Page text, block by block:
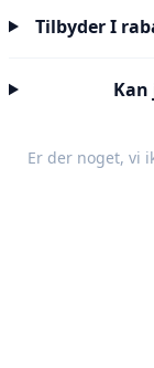
Tilbyder I
Kan
Er der noget, vi